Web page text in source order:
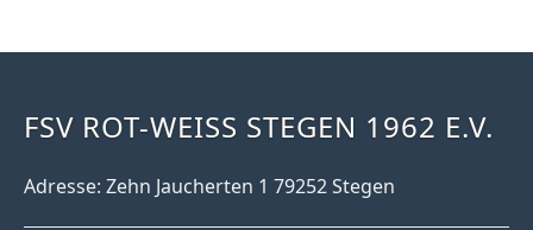
FSV ROT-WEISS STEGEN 1962 E.V.
Adresse: Zehn Jaucherten 1 79252 Stegen